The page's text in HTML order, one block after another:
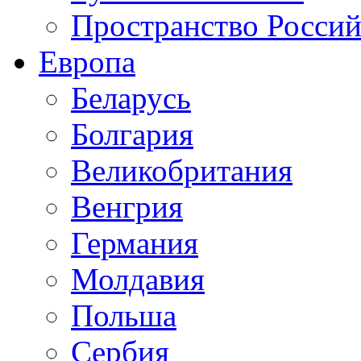
Пространство
Европа
Беларусь
Болгария
Великобритания
Венгрия
Германия
Молдавия
Польша
Сербия